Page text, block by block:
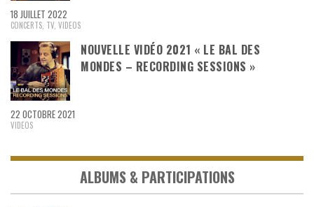
18 JUILLET 2022
CONCERTS TV VIDEOS
NOUVELLE VIDÉO 2021 « LE BAL DES
MONDES – RECORDING SESSIONS »
22 OCTOBRE 2021
VIDEOS
ALBUMS & PARTICIPATIONS